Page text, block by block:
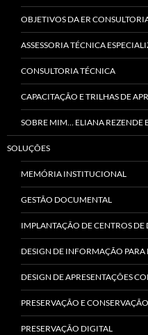
OBJETIVOS DA ER
ASSESSORIA TÉCNICA
CONSULTORIA TÉCNICA
CAPACITAÇÃO E TRILHAS DE
SOBRE MIM… ELIANA REZENDE
SOLUÇÕES
MEMÓRIA INSTITUCIONAL
GESTÃO DOCUMENTAL
IMPLANTAÇÃO DE CENTROS
DESIGN DE INFORMAÇÃO
DESIGN DE APRESENTAÇÕES
PRESERVAÇÃO E
PRESERVAÇÃO DIGITAL